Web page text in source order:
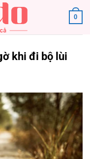
0
khi đi bộ lùi